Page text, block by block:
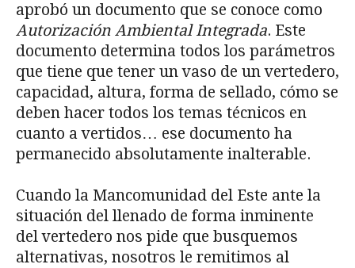
aprobó un documento que se conoce como
Autorización Ambiental Integrada. Este
documento determina todos los parámetros
que tiene que tener un vaso de un vertedero,
capacidad, altura, forma de sellado, cómo se
deben hacer todos los temas técnicos en
cuanto a vertidos… ese documento ha
permanecido absolutamente inalterable.
Cuando la Mancomunidad del Este ante la
situación del llenado de forma inminente
del vertedero nos pide que busquemos
alternativas, nosotros le remitimos al